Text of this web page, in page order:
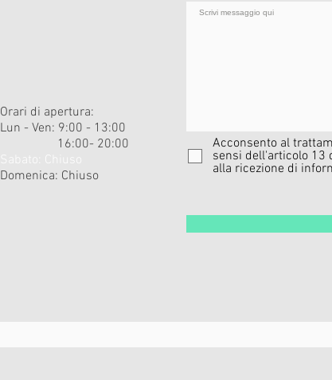
Orari di apertura:
Lun - Ven: 9:00 - 13:00
16:00- 20:00
​​Sabato: Chiuso ​
Domenica: Chiuso
Acconsento al
sensi dell'articolo 13
alla ricezione di